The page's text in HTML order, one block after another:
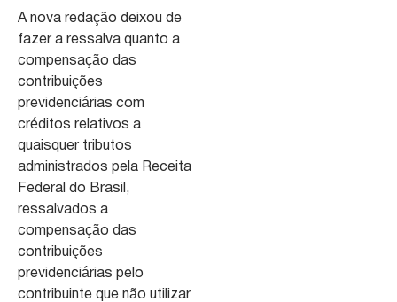
A nova redação deixou de
fazer a ressalva quanto a
compensação das
contribuições
previdenciárias com
créditos relativos a
quaisquer tributos
administrados pela Receita
Federal do Brasil,
ressalvados a
compensação das
contribuições
previdenciárias pelo
contribuinte que não utilizar